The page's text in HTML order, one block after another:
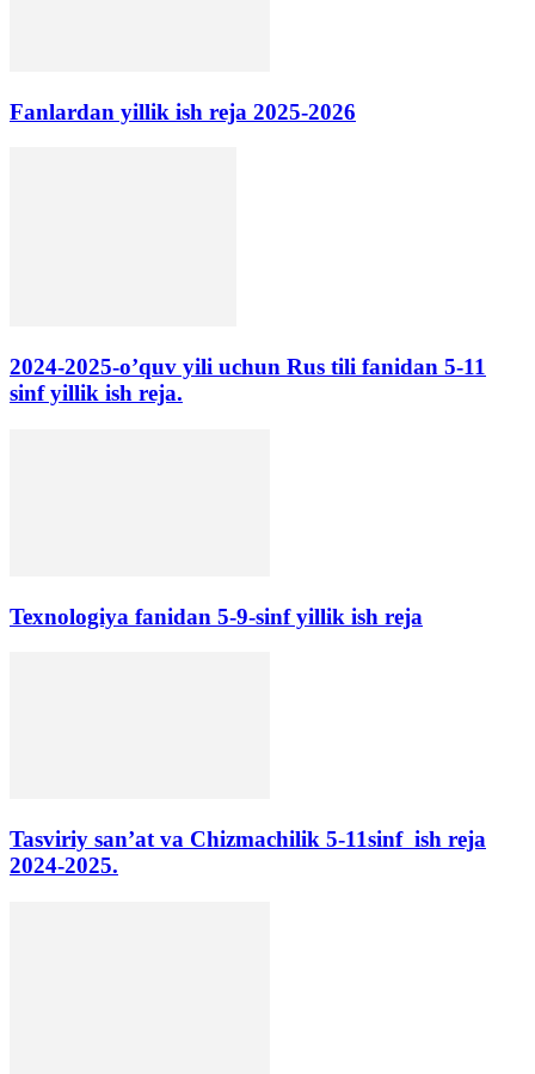
Fanlardan yillik ish reja 2025-2026
2024-2025-o’quv yili uchun Rus tili fanidan 5-11
sinf yillik ish reja.
Texnologiya fanidan 5-9-sinf yillik ish reja
Tasviriy san’at va Chizmachilik 5-11sinf ish reja
2024-2025.